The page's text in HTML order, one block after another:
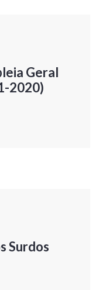
Geral
2020)
Surdos